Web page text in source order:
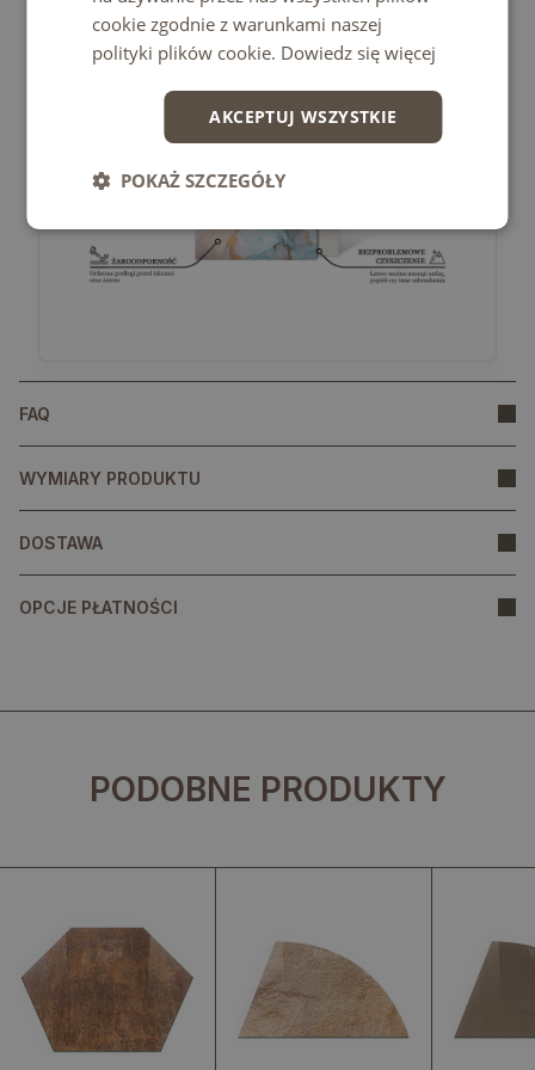
FAQ
WYMIARY PRODUKTU
DOSTAWA
OPCJE PŁATNOŚCI
PODOBNE PRODUKTY
cookie zgodnie z warunkami naszej
polityki plików cookie. Dowiedz się więcej
AKCEPTUJ WSZYSTKIE
POKAŻ SZCZEGÓŁY